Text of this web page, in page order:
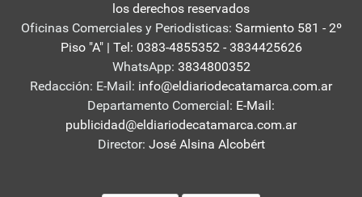
los derechos reservados
Oficinas Comerciales y Periodisticas: Sarmiento 581 - 2º
Piso "A" | Tel: 0383-4855352 - 3834425626
WhatsApp: 3834800352
Redacción: E-Mail: info@eldiariodecatamarca.com.ar
Departamento Comercial: E-Mail:
publicidad@eldiariodecatamarca.com.ar
Director: José Alsina Alcobért